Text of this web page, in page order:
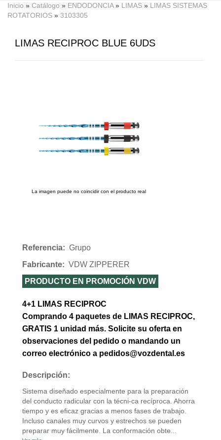
Inicio » Catálogo » ENDODONCIA» LIMAS » LIMAS SISTEMAS
ROTATORIOS » 3103305
LIMAS RECIPROC BLUE 6UDS
La imagen puede no coincidir con el producto real
Referencia: Grupo
Fabricante: VDW ZIPPERER
PRODUCTO EN PROMOCIÓN VDW
4+1 LIMAS RECIPROC
Comprando 4 paquetes de LIMAS RECIPROC,
GRATIS 1 unidad más. Solicite su oferta en
observaciones del pedido o mandando un
correo electrónico a pedidos@vozdental.es
Descripción:
Sistema diseñado especialmente para la preparación
del conducto radicular con la técni-ca recíproca. Ahorra
tiempo y es eficaz gracias a menos fases de trabajo.
Incluso canales muy curvos y estrechos se pueden
preparar muy fácilmente. La conformación obte...